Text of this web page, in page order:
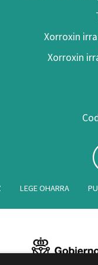
Xorroxin
Xorroxin
LEGE OHARRA